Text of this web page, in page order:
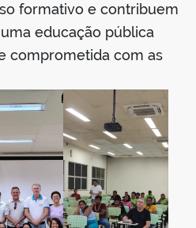
formativo e contribuem
educação pública
comprometida com as